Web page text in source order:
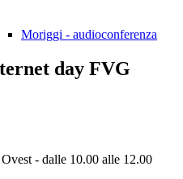
Moriggi - audioconferenza
day FVG
- dalle 10.00 alle 12.00